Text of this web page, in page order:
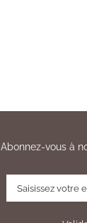
Abonnez-vous à